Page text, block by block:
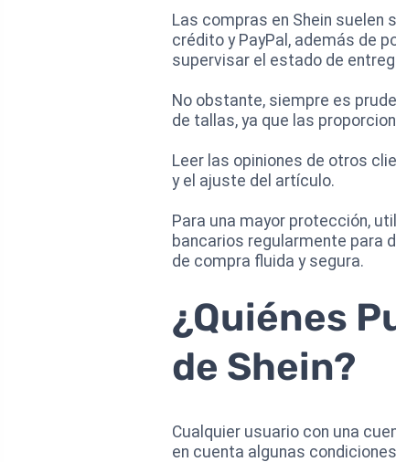
Las compras en Shein
crédito y PayPal, además de
supervisar el estado de
No obstante, siempre es
de tallas, ya que las
Leer las opiniones de otros
y el ajuste del artículo.
Para una mayor protección,
bancarios regularmente para
de compra fluida y segura.
¿Quiénes
de Shein?
Cualquier usuario con una
en cuenta algunas